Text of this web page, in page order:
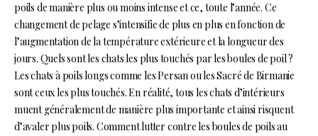
poils de manière plus ou moins intense et ce, toute l’année. Ce
changement de pelage s’intensifie de plus en plus en fonction de
l’augmentation de la température extérieure et la longueur des
jours. Quels sont les chats les plus touchés par les boules de poil ?
Les chats à poils longs comme les Persan ou les Sacré de Birmanie
sont ceux les plus touchés. En réalité, tous les chats d’intérieurs
muent généralement de manière plus importante et ainsi risquent
d’avaler plus poils. Comment lutter contre les boules de poils au